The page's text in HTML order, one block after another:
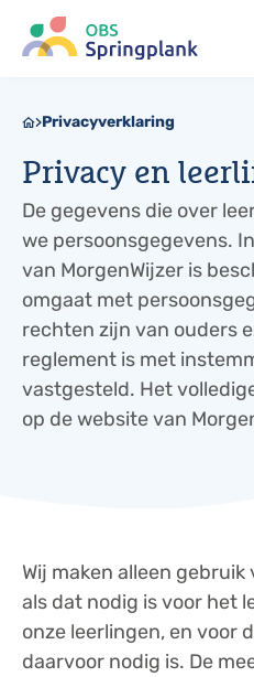
Privacyverklaring
Privacy en
De gegevens die over
we persoonsgegevens.
van MorgenWijzer is
omgaat met
rechten zijn van ouders
reglement is met
vastgesteld. Het
op de website van
Wij maken alleen
als dat nodig is voor het
onze leerlingen, en voor
daarvoor nodig is. De